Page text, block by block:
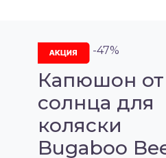
-47%
Капюшон от
солнца для
коляски
Bugaboo